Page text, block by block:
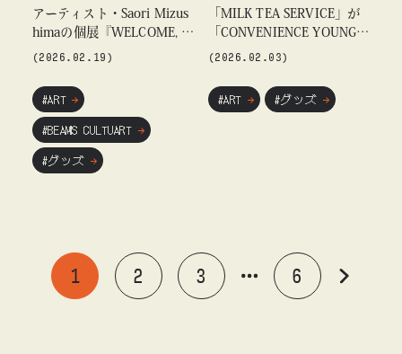
アーティスト・Saori Mizus
himaの個展『WELCOME, U
SOPPOI』を「ビームス カ
(2026.02.19)
#ART
#BEAMS CULTUART
#グッズ
「MILK TEA SERVICE」が
「CONVENIENCE YOUNG」
描き下ろしアートによるグ
売
(2026.02.03)
#ART #グッズ
1 2 3 6